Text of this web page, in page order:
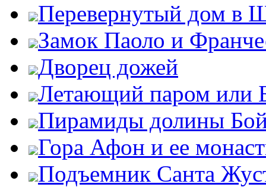
Перевернутый дом в
Замок Паоло и
Дворец дожей
Летающий паром или
Пирамиды долины
Гора Афон и ее
Подъемник Санта